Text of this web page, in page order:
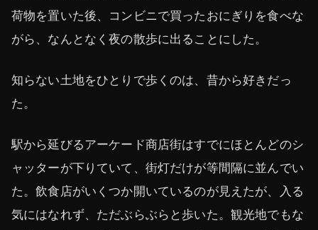
荷物を置いた後、コンビニで買ったおにぎりを食べな
がら、なんとなく夜の散歩に出ることにした。
知らない土地をひとりで歩くのは、昔から好きだっ
た。
駅から延びるアーケード商店街はすでにほとんどのシ
ャッターが下りていて、街灯だけが等間隔に並んでい
た。飲食店がいくつか開いているのが見えたが、入る
気にはなれず、ただぶらぶらと歩いた。観光地でもな